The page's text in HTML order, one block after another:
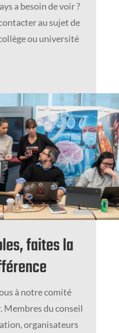
a besoin de voir ?
au sujet de
ou université
faites la
à notre comité
Membres du conseil
organisateurs